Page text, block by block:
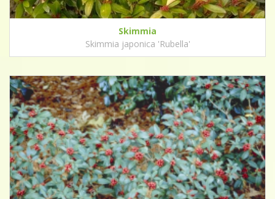
Skimmia
Skimmia japonica 'Rubella'